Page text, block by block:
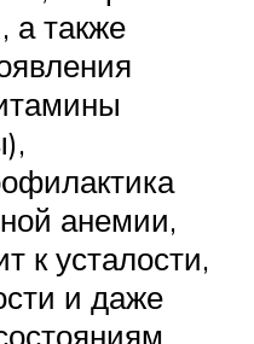
а также
анемии,
к усталости,
и даже